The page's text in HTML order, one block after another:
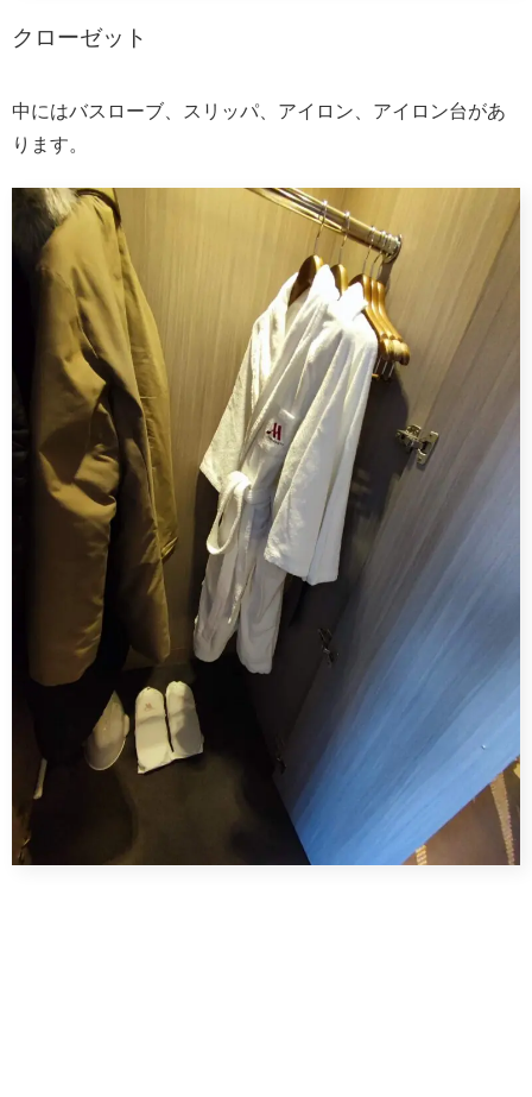
クローゼット
中にはバスローブ、スリッパ、アイロン、アイロン台があ
ります。